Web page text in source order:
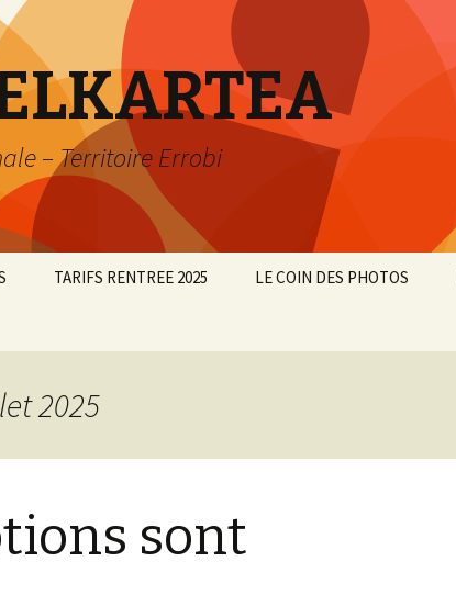
– Territoire Errobi
TARIFS RENTREE 2025 LE COIN DES PHOTOS
2025
sont